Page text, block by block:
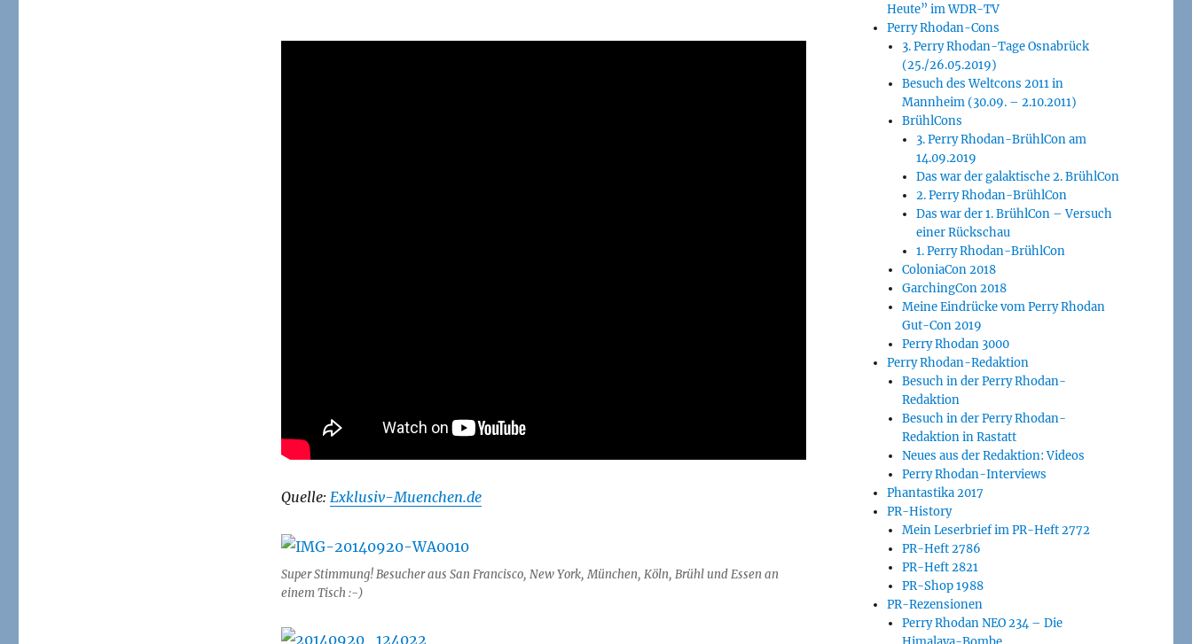
Quelle: Exklusiv-Muenchen.de
Super Stimmung! Besucher aus San Francisco, New York, München, Köln, Brühl und Essen an
einem Tisch :-)
Heute” im WDR-TV
Perry Rhodan-Cons
3. Perry Rhodan-Tage Osnabrück
(25./26.05.2019)
Besuch des Weltcons 2011 in
Mannheim (30.09. – 2.10.2011)
BrühlCons
3. Perry Rhodan-BrühlCon am
14.09.2019
Das war der galaktische 2. BrühlCon
2. Perry Rhodan-BrühlCon
Das war der 1. BrühlCon – Versuch
einer Rückschau
1. Perry Rhodan-BrühlCon
ColoniaCon 2018
GarchingCon 2018
Meine Eindrücke vom Perry Rhodan
Gut-Con 2019
Perry Rhodan 3000
Perry Rhodan-Redaktion
Besuch in der Perry Rhodan-
Redaktion
Besuch in der Perry Rhodan-
Redaktion in Rastatt
Neues aus der Redaktion: Videos
Perry Rhodan-Interviews
Phantastika 2017
PR-History
Mein Leserbrief im PR-Heft 2772
PR-Heft 2786
PR-Heft 2821
PR-Shop 1988
PR-Rezensionen
Perry Rhodan NEO 234 – Die